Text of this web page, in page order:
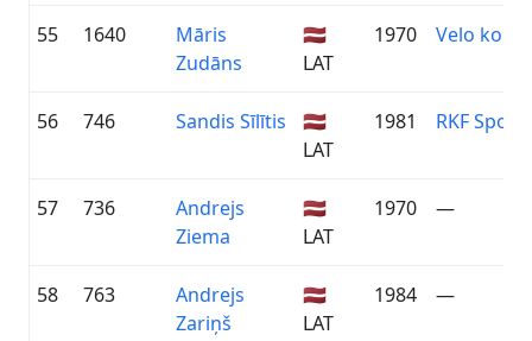
55 1640
Māris
Zudāns
🇱🇻
LAT
1970 Velo
56 746 Sandis Sīlītis
🇱🇻
LAT
1981 RKF
57 736
Andrejs
Ziema
🇱🇻
LAT
1970 —
58 763
Andrejs
Zariņš
🇱🇻
LAT
1984 —